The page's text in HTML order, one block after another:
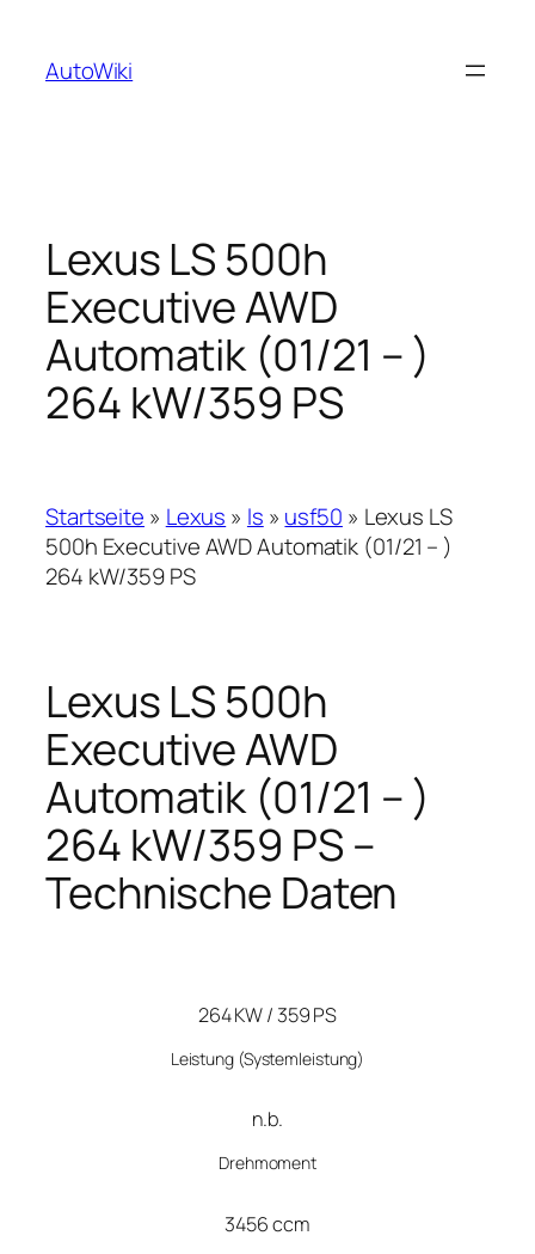
springen
AutoWiki
Lexus LS 500h
Executive AWD
Automatik (01/21 – )
264 kW/359 PS
Startseite » Lexus » ls » usf50 » Lexus LS
500h Executive AWD Automatik (01/21 – )
264 kW/359 PS
Lexus LS 500h
Executive AWD
Automatik (01/21 – )
264 kW/359 PS –
Technische Daten
264 KW / 359 PS
Leistung(Systemleistung)
n.b.
Drehmoment
3456 ccm